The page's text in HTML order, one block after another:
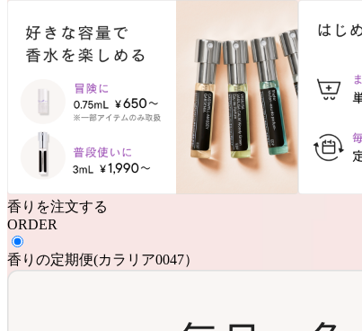
香りを注文する
ORDER
香りの定期便(カラリア0047）